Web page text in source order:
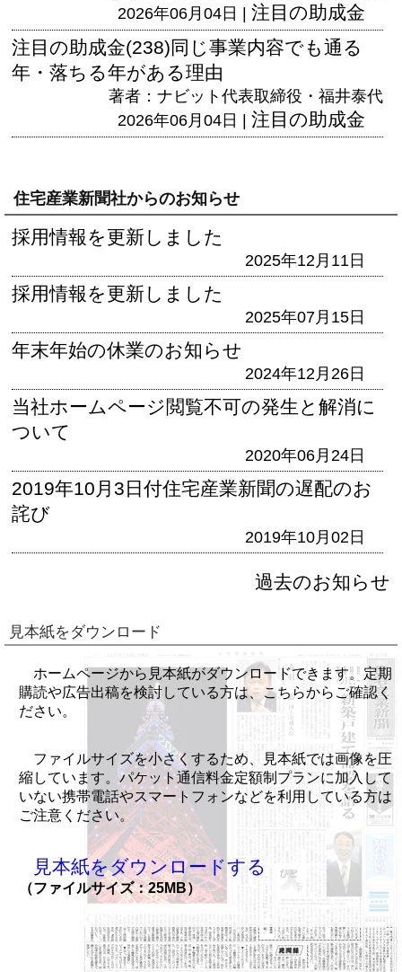
2026年06月04日 | 注目の助成金
注目の助成金(238)同じ事業内容でも通る
年・落ちる年がある理由
著者：ナビット代表取締役・福井泰代
2026年06月04日 | 注目の助成金
住宅産業新聞社からのお知らせ
採用情報を更新しました
2025年12月11日
採用情報を更新しました
2025年07月15日
年末年始の休業のお知らせ
2024年12月26日
当社ホームページ閲覧不可の発生と解消に
ついて
2020年06月24日
2019年10月3日付住宅産業新聞の遅配のお
詫び
2019年10月02日
過去のお知らせ
見本紙をダウンロード
ホームページから見本紙がダウンロードできます。定期
購読や広告出稿を検討している方は、こちらからご確認く
ださい。
ファイルサイズを小さくするため、見本紙では画像を圧
縮しています。パケット通信料金定額制プランに加入して
いない携帯電話やスマートフォンなどを利用している方は
ご注意ください。
見本紙をダウンロードする
（ファイルサイズ：25MB）